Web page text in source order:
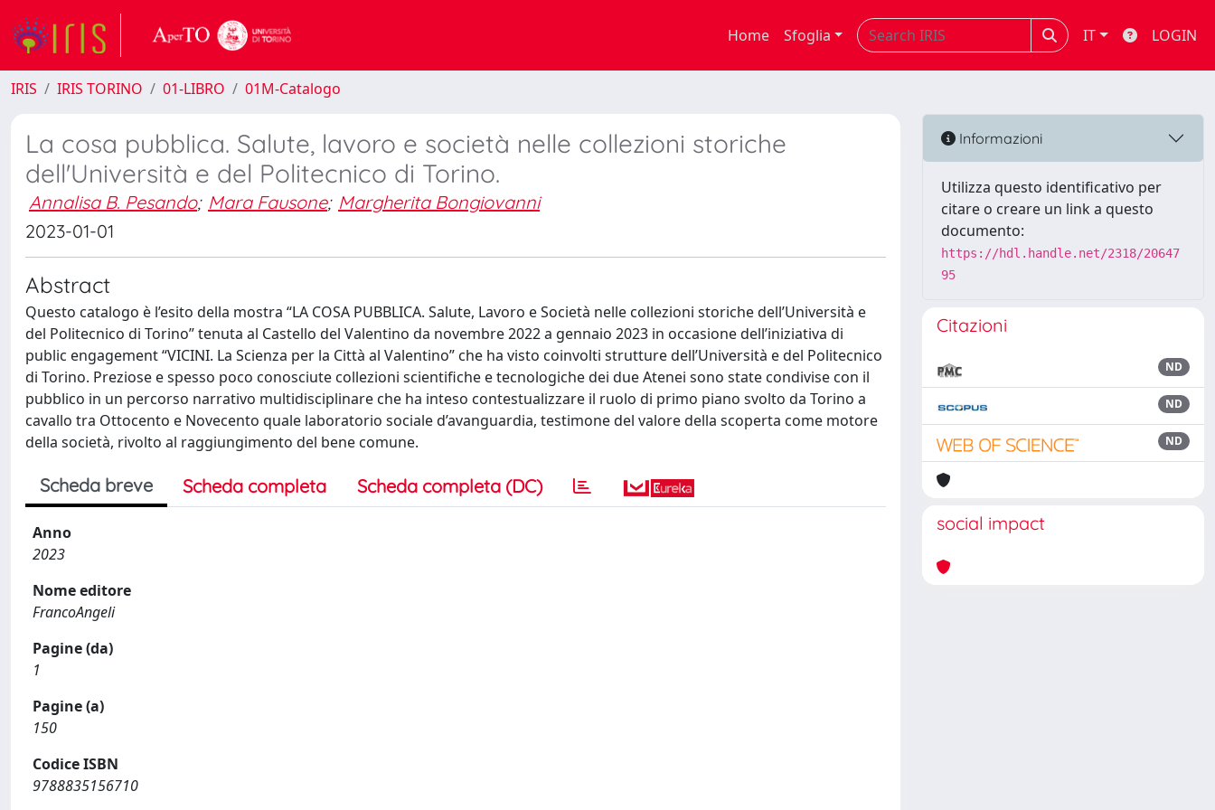
Home Sfoglia IT LOGIN
IRIS IRIS TORINO 01-LIBRO 01M-Catalogo
La cosa pubblica. Salute, lavoro e società nelle collezioni storiche
dell'Università e del Politecnico di Torino.
Annalisa B. Pesando; Mara Fausone; Margherita Bongiovanni
2023-01-01
Abstract
Questo catalogo è l’esito della mostra “LA COSA PUBBLICA. Salute, Lavoro e Società nelle collezioni storiche dell’Università e
del Politecnico di Torino” tenuta al Castello del Valentino da novembre 2022 a gennaio 2023 in occasione dell’iniziativa di
public engagement “VICINI. La Scienza per la Città al Valentino” che ha visto coinvolti strutture dell’Università e del Politecnico
di Torino. Preziose e spesso poco conosciute collezioni scientifiche e tecnologiche dei due Atenei sono state condivise con il
pubblico in un percorso narrativo multidisciplinare che ha inteso contestualizzare il ruolo di primo piano svolto da Torino a
cavallo tra Ottocento e Novecento quale laboratorio sociale d’avanguardia, testimone del valore della scoperta come motore
della società, rivolto al raggiungimento del bene comune.
Scheda breve Scheda completa Scheda completa (DC)
Anno
2023
Nome editore
FrancoAngeli
Pagine (da)
1
Pagine (a)
150
Codice ISBN
9788835156710
Informazioni
Utilizza questo identificativo per
citare o creare un link a questo
documento:
https://hdl.handle.net/2318/20647
95
Citazioni
ND
ND
ND
social impact